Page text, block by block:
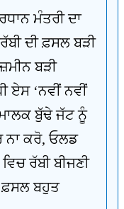
ਮੰਤਰੀ ਦਾ
ਦੀ ਫ਼ਸਲ ਬੜੀ
ਬੜੀ
ਏਸ ‘ਨਵੀਂ ਨਵੀਂ
ਬੁੱਢੇ ਜੱਟ ਨੂੰ
ਨਾ ਕਰੋ, ਓਲਡ
ਰੱਬੀ ਬੀਜਣੀ
ਬਹੁਤ